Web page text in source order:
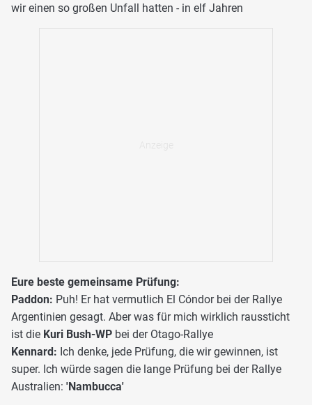
wir einen so großen Unfall hatten - in elf Jahren
Eure beste gemeinsame Prüfung:
Paddon: Puh! Er hat vermutlich El Cóndor bei der Rallye
Argentinien gesagt. Aber was für mich wirklich raussticht
ist die Kuri Bush-WP bei der Otago-Rallye
Kennard: Ich denke, jede Prüfung, die wir gewinnen, ist
super. Ich würde sagen die lange Prüfung bei der Rallye
Australien: 'Nambucca'